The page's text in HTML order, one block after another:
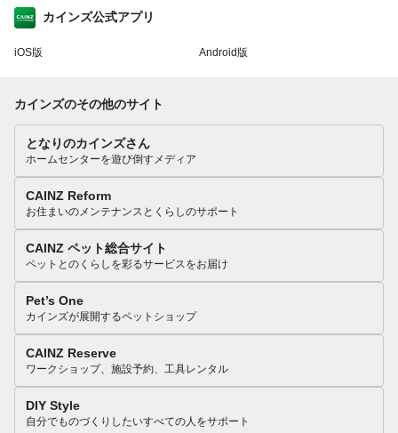
カインズ公式アプリ
iOS版 Android版
カインズのその他のサイト
となりのカインズさん
ホームセンターを遊び倒すメディア
CAINZ Reform
お住まいのメンテナンスとくらしのサポート
CAINZ ペット総合サイト
ペットとのくらしを彩るサービスをお届け
Pet’s One
カインズが展開するペットショップ
CAINZ Reserve
ワークショップ、施設予約、工具レンタル
DIY Style
自分でものづくりしたいすべての人をサポート